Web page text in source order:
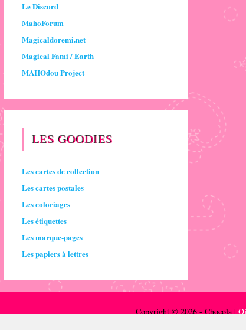
Le Discord
MahoForum
Magicaldoremi.net
Magical Fami / Earth
MAHOdou Project
LES GOODIES
Les cartes de collection
Les cartes postales
Les coloriages
Les étiquettes
Les marque-pages
Les papiers à lettres
Copyright © 2026 - Chocola |